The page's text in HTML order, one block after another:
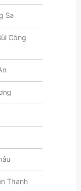
Sa
Công
Thanh